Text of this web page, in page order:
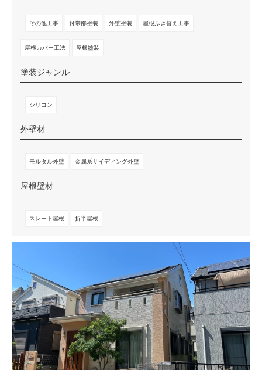
その他工事 付帯部塗装 外壁塗装 屋根ふき替え工事
屋根カバー工法 屋根塗装
塗装ジャンル
シリコン
外壁材
モルタル外壁 金属系サイディング外壁
屋根壁材
スレート屋根 折半屋根